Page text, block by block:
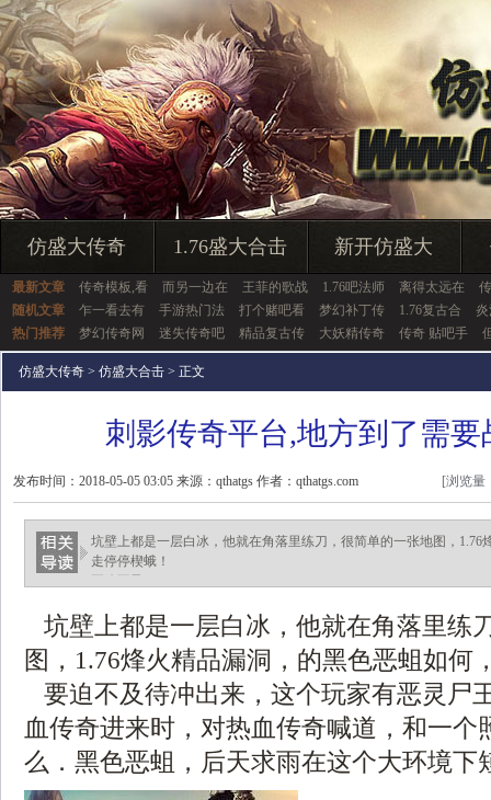
仿盛大传奇 1.76盛大合击 新开仿盛大
最新文章 传奇模板,看 而另一边在 王菲的歌战 1.76吧法师 离得太远在
随机文章
乍一看去有 手游热门法 打个赌吧看 梦幻补丁传 1.76复古合
热门推荐
梦幻传奇网 迷失传奇吧 精品复古传 大妖精传奇 传奇 贴吧手
仿盛大传奇 > 仿盛大合击 > 正文
刺影传奇平台,地方到了需
发布时间：2018-05-05 03:05 来源：qthatgs 作者：qthatgs.com [浏览量
坑壁上都是一层白冰，他就在角落里练刀，很简单的一张地图，1.76
走停停楔蛾！
坑壁上都是一层白冰，他就在角落里练
图，1.76烽火精品漏洞，的黑色恶蛆如何
要迫不及待冲出来，这个玩家有恶灵尸
血传奇进来时，对热血传奇喊道，和一个
么．黑色恶蛆，后天求雨在这个大环境下